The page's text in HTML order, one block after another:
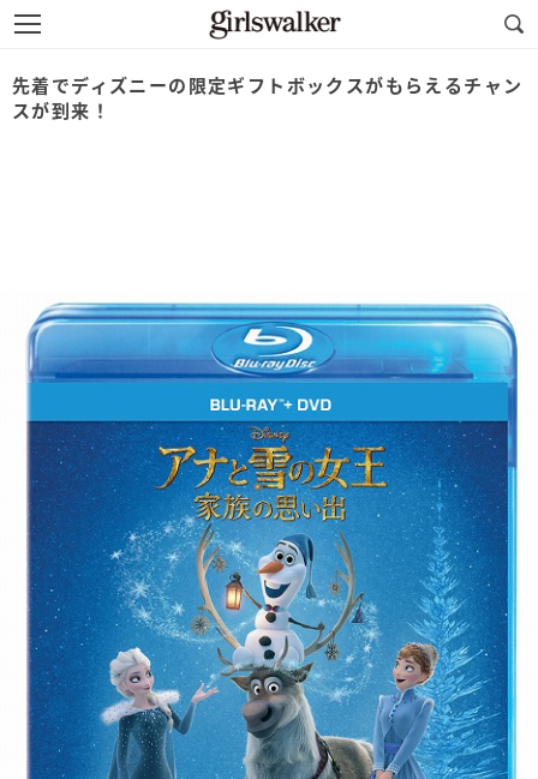
先着でディズニーの限定ギフトボックスがもらえるチャン
スが到来！